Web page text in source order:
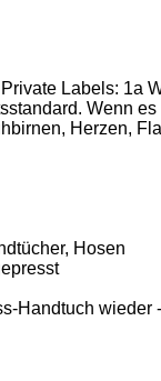
Labels: 1a
Wenn
Herzen,
Hosen
Handtuch